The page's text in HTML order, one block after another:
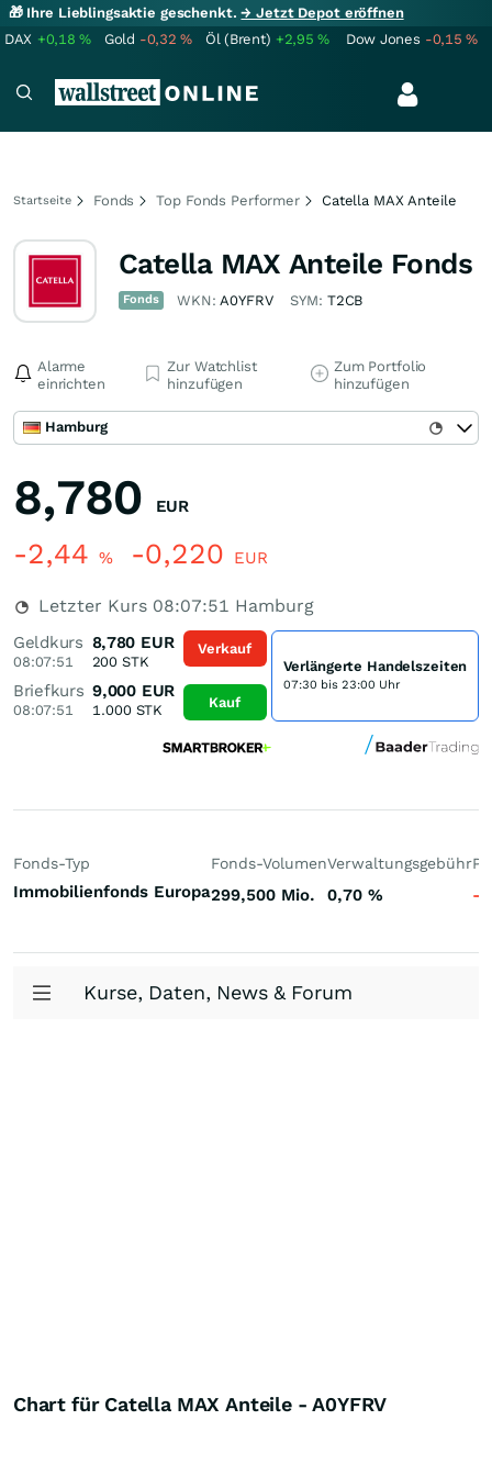
🎁 Ihre Lieblingsaktie geschenkt.→ Jetzt Depot eröffnen
DAX +0,18% Gold -0,32% Öl (Brent) +2,95% Dow Jones -0,15%
Startseite Fonds Top Fonds Performer Catella MAX Anteile
Catella MAX Anteile Fonds
Fonds WKN:A0YFRV SYM: T2CB
Alarme
einrichten
Zur Watchlist
hinzufügen
Zum Portfolio
hinzufügen
Hamburg
8,780 EUR
-2,44 % -0,220 EUR
Letzter Kurs 08:07:51 Hamburg
Geldkurs
08:07:51
8,780 EUR
200 STK
Briefkurs
08:07:51
9,000 EUR
1.000STK
Verkauf
Kauf
Verlängerte Handelszeiten
07:30 bis 23:00 Uhr
Fonds-Typ
Immobilienfonds Europa
Fonds-Volumen
299,500 Mio.
Verwaltungsgebühr
0,70 % -
Kurse, Daten, News & Forum
Chart für Catella MAX Anteile - A0YFRV